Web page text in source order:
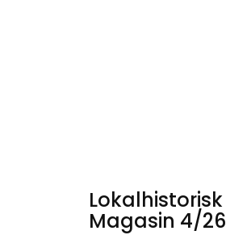
Lokalhistorisk
Magasin 4/26